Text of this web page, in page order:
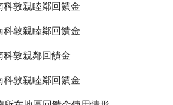
科敦親睦鄰回饋金
科敦親睦鄰回饋金
科敦親鄰回饋金
科敦親睦鄰回饋金